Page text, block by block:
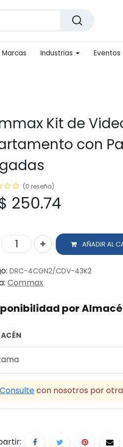
Marcas Industrias Eventos
Kit de
con
(0 reseña)
250.74
AÑADIR AL
DRC-4CGN2/CDV-43K2
Commax
por
Consultecon nosotros por